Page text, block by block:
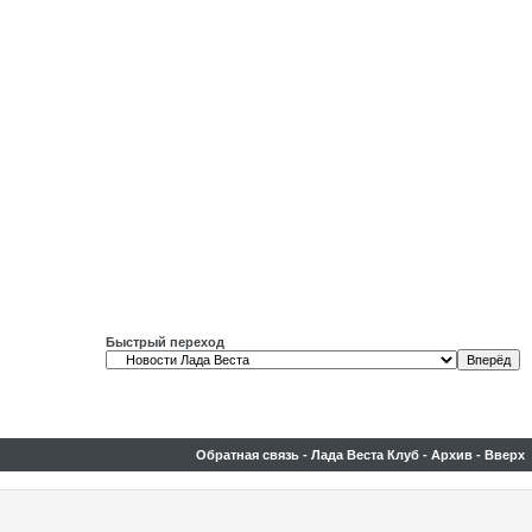
Быстрый переход
Обратная связь - Лада Веста Клуб - Архив - Вверх